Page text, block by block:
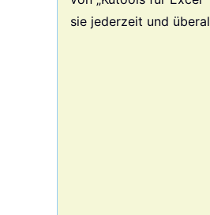
sie jederzeit und